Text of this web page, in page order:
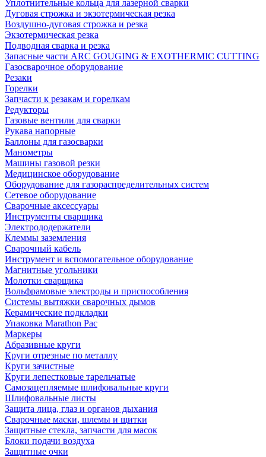
Уплотнительные кольца для лазерной сварки
Дуговая строжка и экзотермическая резка
Воздушно-дуговая строжка и резка
Экзотермическая резка
Подводная сварка и резка
Запасные части ARC GOUGING & EXOTHERMIC CUTTING
Газосварочное оборудование
Резаки
Горелки
Запчасти к резакам и горелкам
Редукторы
Газовые вентили для сварки
Рукава напорные
Баллоны для газосварки
Манометры
Машины газовой резки
Медицинское оборудование
Оборудование для газораспределительных систем
Сетевое оборудование
Сварочные аксессуары
Инструменты сварщика
Электрододержатели
Клеммы заземления
Сварочный кабель
Инструмент и вспомогательное оборудование
Магнитные угольники
Молотки сварщика
Вольфрамовые электроды и приспособления
Системы вытяжки сварочных дымов
Керамические подкладки
Упаковка Marathon Pac
Маркеры
Абразивные круги
Круги отрезные по металлу
Круги зачистные
Круги лепестковые тарельчатые
Самозацепляемые шлифовальные круги
Шлифовальные листы
Защита лица, глаз и органов дыхания
Сварочные маски, шлемы и щитки
Защитные стекла, запчасти для масок
Блоки подачи воздуха
Защитные очки